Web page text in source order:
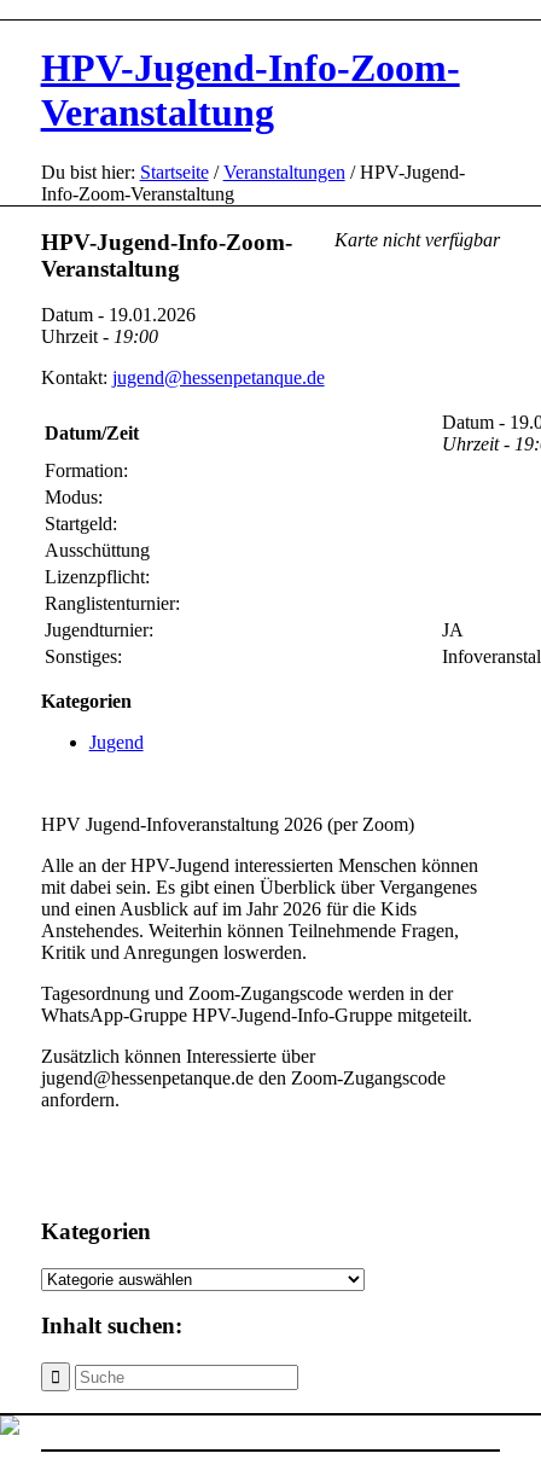
HPV-Jugend-Info-Zoom-
Veranstaltung
Du bist hier: Startseite / Veranstaltungen / HPV-Jugend-
Info-Zoom-Veranstaltung
Karte nicht verfügbar
HPV-Jugend-Info-Zoom-
Veranstaltung
Datum - 19.01.2026
Uhrzeit - 19:00
Kontakt: jugend@hessenpetanque.de
Datum/Zeit
Datum -
Uhrzeit -
Formation:
Modus:
Startgeld:
Ausschüttung
Lizenzpflicht:
Ranglistenturnier:
Jugendturnier:
JA
Sonstiges:
Kategorien
Jugend
HPV Jugend-Infoveranstaltung 2026 (per Zoom)
Alle an der HPV-Jugend interessierten Menschen können
mit dabei sein. Es gibt einen Überblick über Vergangenes
und einen Ausblick auf im Jahr 2026 für die Kids
Anstehendes. Weiterhin können Teilnehmende Fragen,
Kritik und Anregungen loswerden.
Tagesordnung und Zoom-Zugangscode werden in der
WhatsApp-Gruppe HPV-Jugend-Info-Gruppe mitgeteilt.
Zusätzlich können Interessierte über
jugend@hessenpetanque.de den Zoom-Zugangscode
anfordern.
Kategorien
Kategorien
Inhalt suchen: